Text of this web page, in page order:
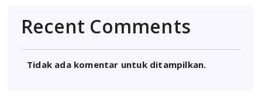
Recent Comments
Tidak ada komentar untuk ditampilkan.